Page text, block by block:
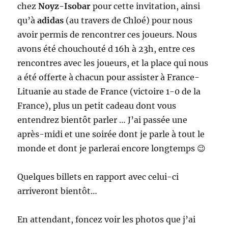
chezNoyz-Isobar pour cette invitation, ainsi
qu’àadidas (au travers de Chloé) pour nous
avoir permis de rencontrer ces joueurs. Nous
avons été chouchouté d 16h à 23h, entre ces
rencontres avec les joueurs, et la place qui nous
a été offerte à chacun pour assister à France-
Lituanie au stade de France (victoire 1-0 de la
France), plus un petit cadeau dont vous
entendrez bientôt parler … J’ai passée une
après-midi et une soirée dont je parle à tout le
monde et dont je parlerai encore longtemps 😉
Quelques billets en rapport avec celui-ci
arriveront bientôt…
En attendant, foncez voir les photos que j’ai